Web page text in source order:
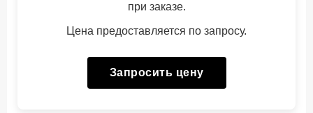
при заказе.
Цена предоставляется по запросу.
Запросить цену